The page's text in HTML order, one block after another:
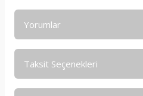
Yorumlar
Taksit Seçenekleri